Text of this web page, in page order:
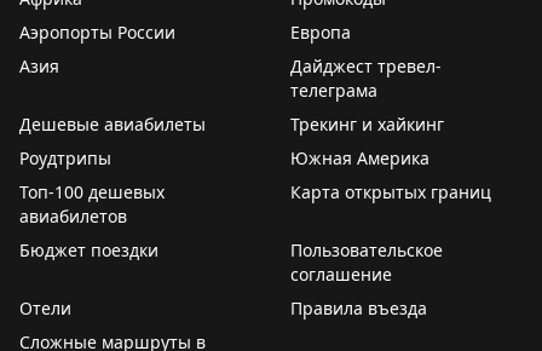
Аэропорты России
Европа
Азия
Дайджест тревел-
телеграма
Дешевые авиабилеты
Трекинг и хайкинг
Роудтрипы
Южная Америка
Топ-100 дешевых
авиабилетов
Карта открытых границ
Бюджет поездки
Пользовательское
соглашение
Отели
Правила въезда
Сложные маршруты в